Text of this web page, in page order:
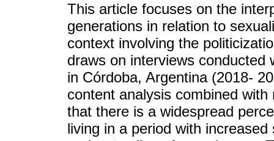
This article focuses on the
generations in relation to
context involving the
draws on interviews conducted
in Córdoba, Argentina (2018-
content analysis combined
that there is a widespread
living in a period with